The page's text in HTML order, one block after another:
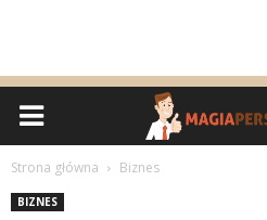
Strona główna Biznes
BIZNES